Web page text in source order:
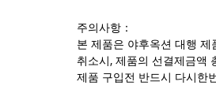
주의사항：
본 제품은 야후옥션 대행
취소시, 제품의 선결제금액
제품 구입전 반드시 다시한